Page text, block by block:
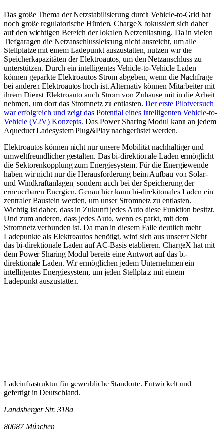
Das große Thema der Netzstabilisierung durch Vehicle-to-Grid hat
noch große regulatorische Hürden. ChargeX fokussiert sich daher
auf den wichtigen Bereich der lokalen Netzentlastung. Da in vielen
Tiefgaragen die Netzanschlussleistung nicht ausreicht, um alle
Stellplätze mit einem Ladepunkt auszustatten, nutzen wir die
Speicherkapazitäten der Elektroautos, um den Netzanschluss zu
unterstützen. Durch ein intelligentes Vehicle-to-Vehicle Laden
können geparkte Elektroautos Strom abgeben, wenn die Nachfrage
bei anderen Elektroautos hoch ist. Alternativ können Mitarbeiter mit
ihrem Dienst-Elektroauto auch Strom von Zuhause mit in die Arbeit
nehmen, um dort das Stromnetz zu entlasten. Der erste Pilotversuch
war erfolgreich und zeigt das Potential eines intelligenten Vehicle-to-
Vehicle (V2V) Konzepts. Das Power Sharing Modul kann an jedem
Aqueduct Ladesystem Plug&Play nachgerüstet werden.
Elektroautos können nicht nur unsere Mobilität nachhaltiger und
umweltfreundlicher gestalten. Das bi-direktionale Laden ermöglicht
die Sektorenkopplung zum Energiesystem. Für die Energiewende
haben wir nicht nur die Herausforderung beim Aufbau von Solar-
und Windkraftanlagen, sondern auch bei der Speicherung der
erneuerbaren Energien. Genau hier kann bi-direkitonales Laden ein
zentraler Baustein werden, um unser Stromnetz zu entlasten.
Wichtig ist daher, dass in Zukunft jedes Auto diese Funktion besitzt.
Und zum anderen, dass jedes Auto, wenn es parkt, mit dem
Stromnetz verbunden ist. Da man in diesem Falle deutlich mehr
Ladepunkte als Elektroautos benötigt, wird sich aus unserer Sicht
das bi-direktionale Laden auf AC-Basis etablieren. ChargeX hat mit
dem Power Sharing Modul bereits eine Antwort auf das bi-
direktionale Laden. Wir ermöglichen jedem Unternehmen ein
intelligentes Energiesystem, um jeden Stellplatz mit einem
Ladepunkt auszustatten.
Ladeinfrastruktur für gewerbliche Standorte. Entwickelt und
gefertigt in Deutschland.
Landsberger Str. 318a
80687 München